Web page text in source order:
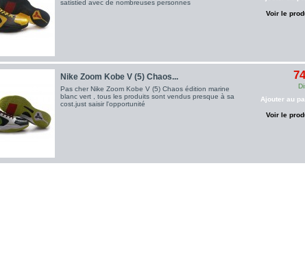
satistied avec de nombreuses personnes
Voir le
Nike Zoom Kobe V (5) Chaos...
Pas cher Nike Zoom Kobe V (5) Chaos édition marine
blanc vert , tous les produits sont vendus presque à sa
cost.just saisir l'opportunité
Ajouter au
Voir le